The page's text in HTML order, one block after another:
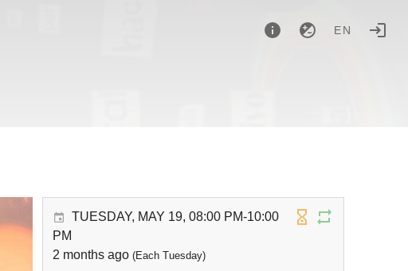
EN
TUESDAY, MAY 19, 08:00 PM-10:00
PM
2 months ago (Each Tuesday)